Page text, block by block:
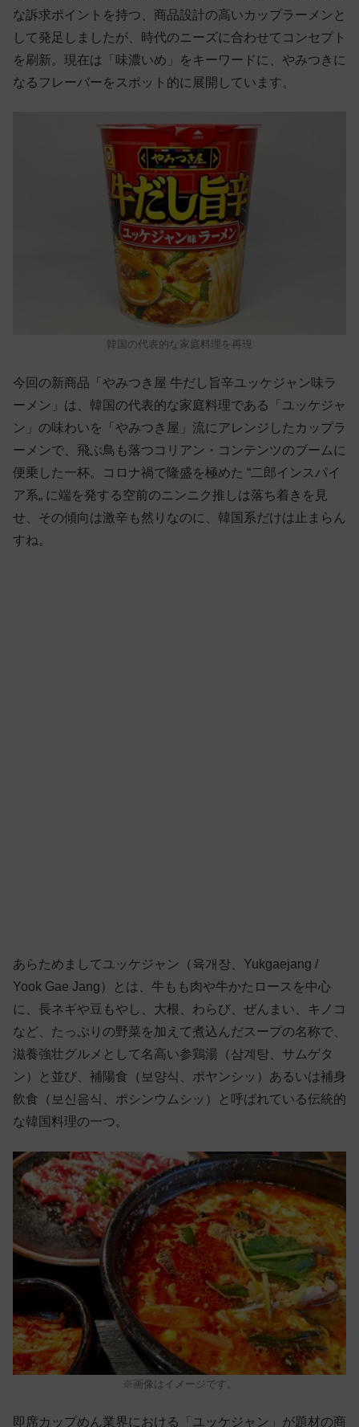
な訴求ポイントを持つ、商品設計の高いカップラーメンと
して発足しましたが、時代のニーズに合わせてコンセプト
を刷新。現在は「味濃いめ」をキーワードに、やみつきに
なるフレーバーをスポット的に展開しています。
韓国の代表的な家庭料理を再現
今回の新商品「やみつき屋 牛だし旨辛ユッケジャン味ラ
ーメン」は、韓国の代表的な家庭料理である「ユッケジャ
ン」の味わいを「やみつき屋」流にアレンジしたカップラ
ーメンで、飛ぶ鳥も落つコリアン・コンテンツのブームに
便乗した一杯。コロナ禍で隆盛を極めた “二郎インスパイ
ア系„ に端を発する空前のニンニク推しは落ち着きを見
せ、その傾向は激辛も然りなのに、韓国系だけは止まらん
すね。
あらためましてユッケジャン（육개장、Yukgaejang /
Yook Gae Jang）とは、牛もも肉や牛かたロースを中心
に、長ネギや豆もやし、大根、わらび、ぜんまい、キノコ
など、たっぷりの野菜を加えて煮込んだスープの名称で、
滋養強壮グルメとして名高い参鶏湯（삼계탕、サムゲタ
ン）と並び、補陽食（보양식、ポヤンシッ）あるいは補身
飲食（보신음식、ポシンウムシッ）と呼ばれている伝統的
な韓国料理の一つ。
※画像はイメージです。
即席カップめん業界における「ユッケジャン」が題材の商